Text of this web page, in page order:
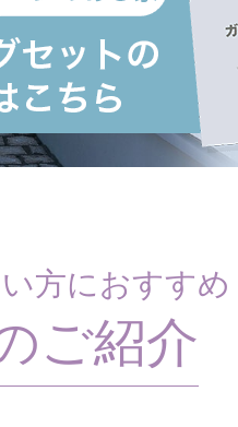
方におすすめ
ご紹介